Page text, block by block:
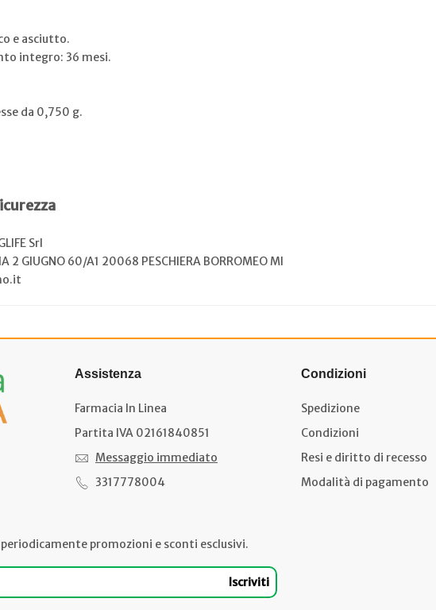
e asciutto.
integro: 36 mesi.
da 0,750 g.
Srl
2 GIUGNO 60/A1 20068 PESCHIERA BORROMEO MI
Assistenza
Farmacia In Linea
Partita IVA 02161840851
Messaggio immediato
3317778004
Condizioni
Spedizione
Condizioni
Resi e diritto di recesso
Modalità di pagamento
promozioni e sconti esclusivi.
Iscriviti